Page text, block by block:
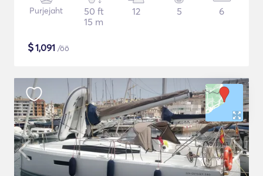
Purjejaht
50 ft
15 m
12 5 6
$1,091 /öö